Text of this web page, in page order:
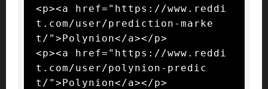
<p><a href="https://www.reddi
t.com/user/prediction-marke
t/">Polynion</a></p>
<p><a href="https://www.reddi
t.com/user/polynion-predic
t/">Polynion</a></p>